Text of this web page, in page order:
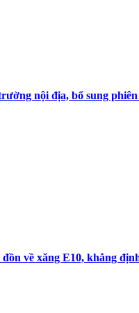
nội địa, bổ sung
về xăng E10, khẳng